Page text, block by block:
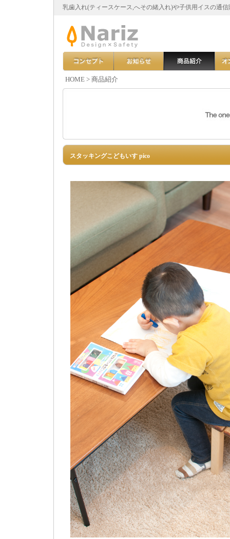
乳歯入れ(ティースケース,へその緒入れ)や子供用イスの通
HOME> 商品紹介
スタッキングこどもいす pico